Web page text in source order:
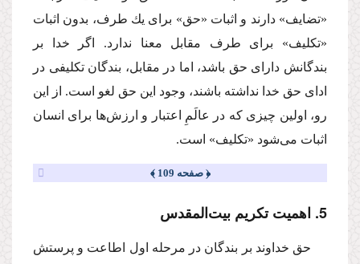
«تضایف» دارند و اثبات «حق» براى یك طرف، بدون اثبات
«تكلیف» براى طرف مقابل معنا ندارد. اگر خدا بر
بندگانش داراى حق باشد، اما در مقابل، بندگان تكلیفى در
اداى حق خدا نداشته باشند، وجود این حق لغو است. از این
رو، اولین چیزى كه در عالَمِ اعتبار و ارزش‌ها براى انسان
اثبات مى‌شود «تكلیف» است.
﴿ صفحه 109 ﴾
5. اهمیت تكریم بیت‌المقدس
حق خداوند بر بندگان در مرحله اول اطاعت و پرستش